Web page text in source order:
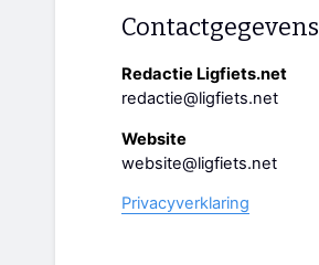
Contactgegevens
Redactie Ligfiets.net
redactie@ligfiets.net
Website
website@ligfiets.net
Privacyverklaring